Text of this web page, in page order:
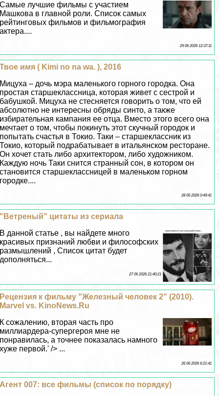
Самые лучшие фильмы с участием
Машкова в главной роли. Список самых
рейтинговых фильмов и фильмография
актера....
29 06 2026 12:37:11
Твое имя ( Kimi no na wa. ), 2016
Мицуха – дочь мэра маленького горного городка. Она
простая старшеклассница, которая живет с сестрой и
бабушкой. Мицуха не стесняется говорить о том, что ей
абсолютно не интересны обряды синто, а также
избирательная кампания ее отца. Вместо этого всего она
мечтает о том, чтобы покинуть этот скучный городок и
попытать счастья в Токио. Таки – старшеклассник из
Токио, который подpaбатывает в итальянском ресторане.
Он хочет стать либо архитектором, либо художником.
Каждую ночь Таки снится странный сон, в котором он
становится старшеклассницей в маленьком горном
городке....
28 06 2026 0:49:41
"Ветреный" цитаты из сериала
В данной статье , вы найдете много
красивых признаний любви и философских
размышлений , Список цитат будет
дополняться...
27 06 2026 21:40:21
Рецензия к фильму "Железный человек 2" (2010).
Marvel vs. KinoNews.Ru
К сожалению, вторая часть про
миллиардера-супергероя мне не
понравилась, а точнее показалась намного
хуже первой.' /> ...
26 06 2026 6:21:41
Агент 007: все фильмы (список по порядку)